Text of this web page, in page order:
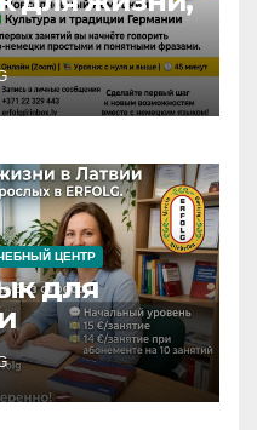
ЦЕНТР
для